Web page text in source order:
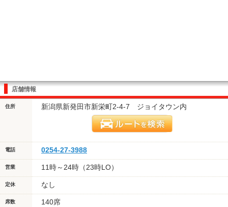
店舗情報
住所 新潟県新発田市新栄町2-4-7 ジョイタウン内
電話 0254-27-3988
営業 11時～24時（23時LO）
定休 なし
席数 140席